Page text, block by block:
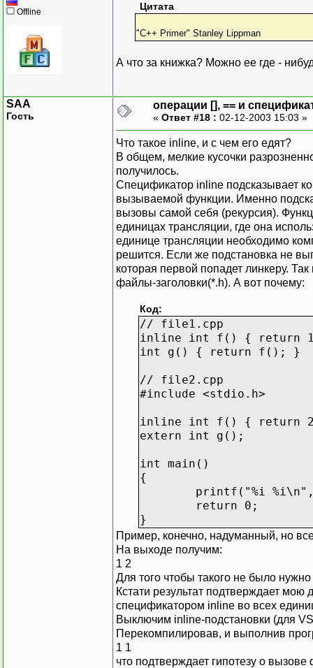
Offline Цитата
"C++ Primer" Stanley Lippman
А что за книжка? Можно ее где -
SAA
Гость
операции [], == и
« Ответ #18 : 02-12-2003 15:03 »
Что такое inline, и с чем его едят?
В общем, мелкие кусочки
получилось.
Спецификатор inline подсказывает
вызываемой функции. Именно
вызовы самой себя (рекурсия).
единицах трансляции, где она
единице трансляции необходимо
решится. Если же подстановка не
которая первой попадет линкеру.
файлы-заголовки(*.h). А вот почему:
Код:
// file1.cpp
inline int f() { return
int g() { return f(); }
// file2.cpp
#include <stdio.h>
inline int f() { return 2; }
extern int g();
int main()
{
printf("%i
return 0;
}
Пример, конечно, надуманный, но
На выходе получим:
1 2
Для того чтобы такого не было
Кстати результат подтверждает мою
спецификатором inline во всех
Выключим inline-подстановки (для
Перекомпилировав, и выполнив
1 1
что подтверждает гипотезу о